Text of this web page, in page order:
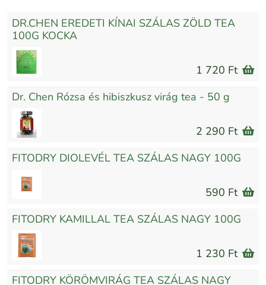
DR.CHEN EREDETI KÍNAI SZÁLAS ZÖLD TEA
100G KOCKA
1 720 Ft
Dr. Chen Rózsa és hibiszkusz virág tea - 50 g
2 290 Ft
FITODRY DIOLEVÉL TEA SZÁLAS NAGY 100G
590 Ft
FITODRY KAMILLAL TEA SZÁLAS NAGY 100G
1 230 Ft
FITODRY KÖRÖMVIRÁG TEA SZÁLAS NAGY